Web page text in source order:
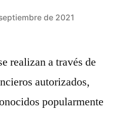
de 2021
realizan a través de
autorizados,
popularmente